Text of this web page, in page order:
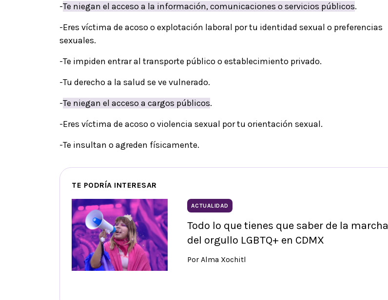
-Te niegan el acceso a la información, comunicaciones o servicios públicos.
-Eres víctima de acoso o explotación laboral por tu identidad sexual o preferencias
sexuales.
-Te impiden entrar al transporte público o establecimiento privado.
-Tu derecho a la salud se ve vulnerado.
-Te niegan el acceso a cargos públicos.
-Eres víctima de acoso o violencia sexual por tu orientación sexual.
-Te insultan o agreden físicamente.
TE PODRÍA INTERESAR
ACTUALIDAD
Todo lo que tienes que saber de la marcha
del orgullo LGBTQ+ en CDMX
Por Alma Xochitl